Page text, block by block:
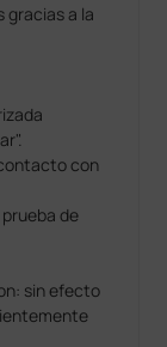
gracias a la
con
de
sin efecto